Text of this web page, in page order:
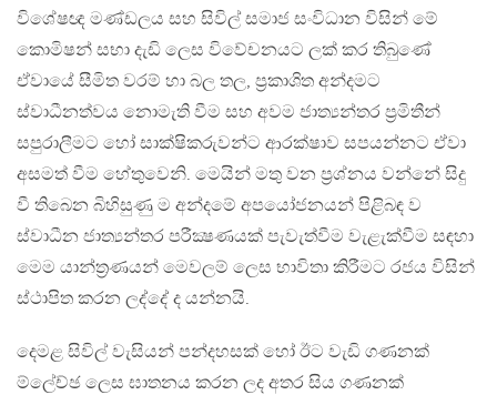
විශේෂඥ මණ්ඩලය සහ සිවිල් සමාජ සංවිධාන විසින් මේ
කොමිෂන් සභා දැඩි ලෙස විවේචනයට ලක් කර තිබුණේ
ඒවායේ සීමිත වරම් හා බල තල, ප්‍රකාශිත අන්දමට
ස්වාධීනත්වය නොමැති වීම සහ අවම ජාත්‍යන්තර ප්‍රමිතීන්
සපුරාලීමට හෝ සාක්ෂිකරුවන්ට ආරක්ෂාව සපයන්නට ඒවා
අසමත් වීම හේතුවෙනි. මෙයින් මතු වන ප්‍රශ්නය වන්නේ සිදු
වී තිබෙන බිහිසුණු ම අන්දමේ අපයෝජනයන් පිළිබඳ ව
ස්වාධීන ජාත්‍යන්තර පරීක්‍ෂණයක් පැවැත්වීම වැළැක්වීම සඳහා
මෙම යාන්ත්‍රණයන් මෙවලම් ලෙස භාවිතා කිරීමට රජය විසින්
ස්ථාපිත කරන ලද්දේ ද යන්නයි.
දෙමළ සිවිල් වැසියන් පන්දහසක් හෝ ඊට වැඩි ගණනක්
ම්ලේච්ඡ ලෙස ඝාතනය කරන ලද අතර සිය ගණනක්